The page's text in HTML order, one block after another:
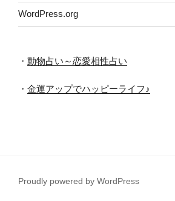
WordPress.org
・ 動物占い～恋愛相性占い
・ 金運アップでハッピーライフ♪
Proudly powered by WordPress